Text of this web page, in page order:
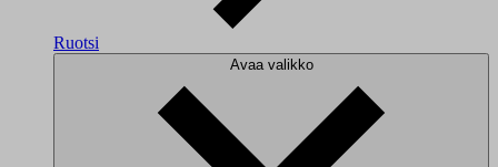
Ruotsi
Avaa valikko